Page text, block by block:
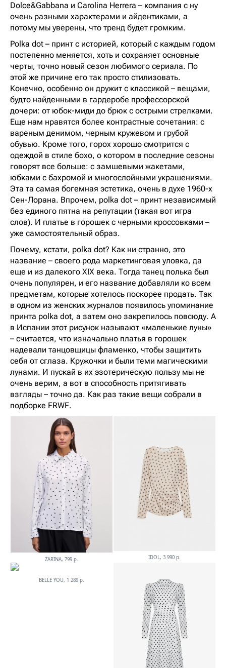
Dolce&Gabbana и Carolina Herrera – компания с ну
очень разными характерами и айдентиками, а
потому мы уверены, что тренд будет громким.
Polka dot – принт с историей, который с каждым годом
постепенно меняется, хоть и сохраняет основные
черты, точно новый сезон любимого сериала. По
этой же причине его так просто стилизовать.
Конечно, особенно он дружит с классикой – вещами,
будто найденными в гардеробе профессорской
дочери: от юбок-миди до брюк с острыми стрелками.
Еще нам нравятся более контрастные сочетания: с
вареным денимом, черным кружевом и грубой
обувью. Кроме того, горох хорошо смотрится с
одеждой в стиле бохо, о котором в последние сезоны
говорят все больше: с замшевыми жакетами,
юбками с бахромой и многослойными украшениями.
Эта та самая богемная эстетика, очень в духе 1960-х
Сен-Лорана. Впрочем, polka dot – принт независимый
без единого пятна на репутации (такая вот игра
слов). И платье в горошек с черными кроссовками –
уже самостоятельный образ.
Почему, кстати, polka dot? Как ни странно, это
название – своего рода маркетинговая уловка, да
еще и из далекого XIX века. Тогда танец полька был
очень популярен, и его название добавляли ко всем
предметам, которые хотелось поскорее продать. Так
в одном из женских журналов появилось упоминание
принта polka dot, а затем оно закрепилось повсюду. А
в Испании этот рисунок называют «маленькие луны»
– считается, что изначально платья в горошек
надевали танцовщицы фламенко, чтобы защитить
себя от сглаза. Кружочки и были теми магическими
лунами. И пускай в их эзотерическую пользу мы не
очень верим, а вот в способность притягивать
взгляды – точно да. Как раз такие вещи собрали в
подборке FRWF.
ZARINA, 799 р. IDOL, 3 990 р.
BELLE YOU, 1 289 р.